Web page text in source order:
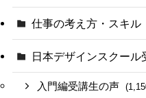
仕事の考え方・スキル
日本デザインスクール
入門編受講生の声